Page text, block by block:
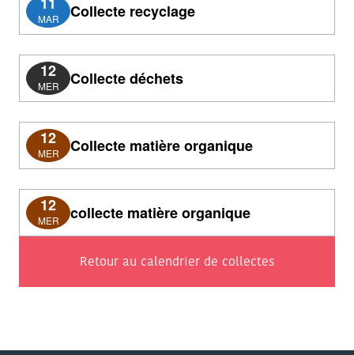
MAR Collecte recyclage
12
MER Collecte déchets
12
MER Collecte matière organique
12
MER collecte matière organique
Retour au calendrier de collectes